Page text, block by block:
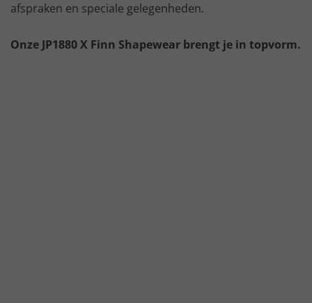
afspraken en speciale gelegenheden.
Onze JP1880 X Finn Shapewear brengt je in topvorm.